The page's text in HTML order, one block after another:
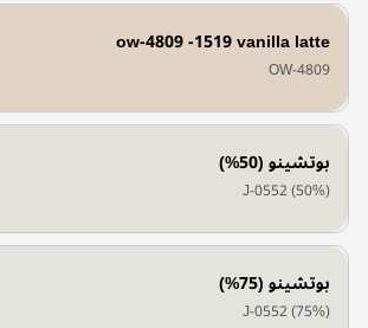
ow-4809 -1519 vanilla latte
OW-4809
بوتشينو (50%)
J-0552 (50%)
بوتشينو (75%)
J-0552 (75%)